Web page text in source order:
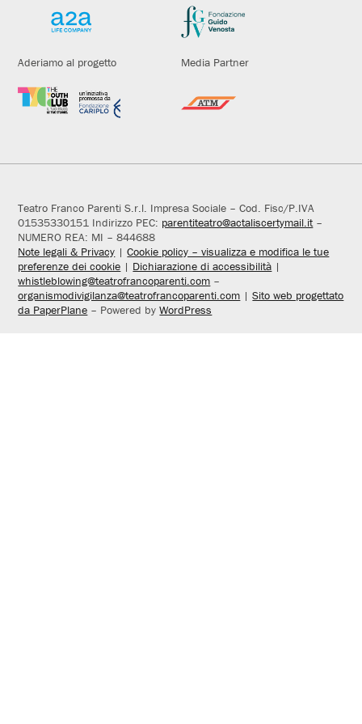
Aderiamo al progetto Media Partner
Teatro Franco Parenti S.r.l. Impresa Sociale – Cod. Fisc/P.IVA
01535330151 Indirizzo PEC: parentiteatro@actaliscertymail.it–
NUMERO REA: MI – 844688
Note legali & Privacy |Cookie policy – visualizza e modifica le tue
preferenze dei cookie | Dichiarazione di accessibilità |
whistleblowing@teatrofrancoparenti.com –
organismodivigilanza@teatrofrancoparenti.com |Sito web progettato
da PaperPlane – Powered byWordPress